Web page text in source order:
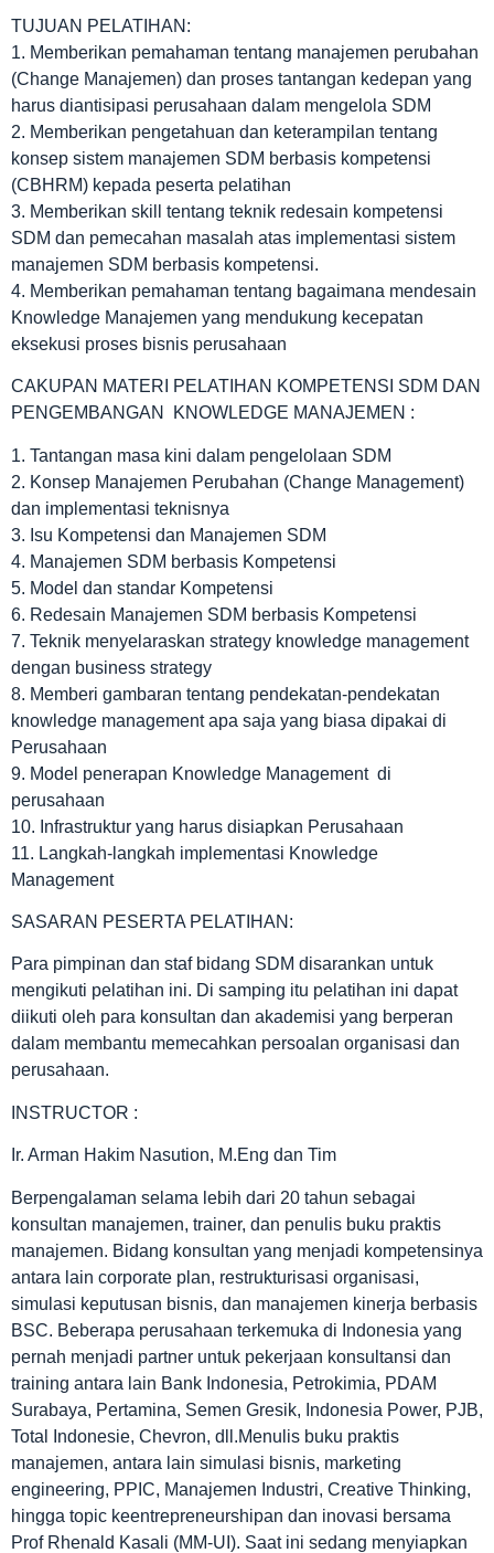
TUJUAN PELATIHAN:
1. Memberikan pemahaman tentang manajemen perubahan
(Change Manajemen) dan proses tantangan kedepan yang
harus diantisipasi perusahaan dalam mengelola SDM
2. Memberikan pengetahuan dan keterampilan tentang
konsep sistem manajemen SDM berbasis kompetensi
(CBHRM) kepada peserta pelatihan
3. Memberikan skill tentang teknik redesain kompetensi
SDM dan pemecahan masalah atas implementasi sistem
manajemen SDM berbasis kompetensi.
4. Memberikan pemahaman tentang bagaimana mendesain
Knowledge Manajemen yang mendukung kecepatan
eksekusi proses bisnis perusahaan
CAKUPAN MATERI PELATIHAN KOMPETENSI SDM DAN
PENGEMBANGAN KNOWLEDGE MANAJEMEN :
1. Tantangan masa kini dalam pengelolaan SDM
2. Konsep Manajemen Perubahan (Change Management)
dan implementasi teknisnya
3. Isu Kompetensi dan Manajemen SDM
4. Manajemen SDM berbasis Kompetensi
5. Model dan standar Kompetensi
6. Redesain Manajemen SDM berbasis Kompetensi
7. Teknik menyelaraskan strategy knowledge management
dengan business strategy
8. Memberi gambaran tentang pendekatan-pendekatan
knowledge management apa saja yang biasa dipakai di
Perusahaan
9. Model penerapan Knowledge Management di
perusahaan
10. Infrastruktur yang harus disiapkan Perusahaan
11. Langkah-langkah implementasi Knowledge
Management
SASARAN PESERTA PELATIHAN:
Para pimpinan dan staf bidang SDM disarankan untuk
mengikuti pelatihan ini. Di samping itu pelatihan ini dapat
diikuti oleh para konsultan dan akademisi yang berperan
dalam membantu memecahkan persoalan organisasi dan
perusahaan.
INSTRUCTOR :
Ir. Arman Hakim Nasution, M.Eng dan Tim
Berpengalaman selama lebih dari 20 tahun sebagai
konsultan manajemen, trainer, dan penulis buku praktis
manajemen. Bidang konsultan yang menjadi kompetensinya
antara lain corporate plan, restrukturisasi organisasi,
simulasi keputusan bisnis, dan manajemen kinerja berbasis
BSC. Beberapa perusahaan terkemuka di Indonesia yang
pernah menjadi partner untuk pekerjaan konsultansi dan
training antara lain Bank Indonesia, Petrokimia, PDAM
Surabaya, Pertamina, Semen Gresik, Indonesia Power, PJB,
Total Indonesie, Chevron, dll.Menulis buku praktis
manajemen, antara lain simulasi bisnis, marketing
engineering, PPIC, Manajemen Industri, Creative Thinking,
hingga topic keentrepreneurshipan dan inovasi bersama
Prof Rhenald Kasali (MM-UI). Saat ini sedang menyiapkan